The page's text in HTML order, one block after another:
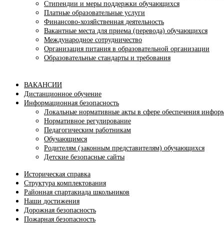
Стипендии и меры поддержки обучающихся
Платные образовательные услуги
Финансово-хозяйственная деятельность
Вакантные места для приема (перевода) обучающихся
Международное сотрудничество
Организация питания в образовательной организации
Образовательные стандарты и требования
ВАКАНСИИ
Дистанционное обучение
Информационная безопасность
Локальные нормативные акты в сфере обеспечения
Нормативное регулирование
Педагогическим работникам
Обучающимся
Родителям (законным представителям) обучающихся
Детские безопасные сайты
Историческая справка
Структура комплектования
Районная спартакиада школьников
Наши достижения
Дорожная безопасность
Пожарная безопасность